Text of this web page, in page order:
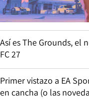
Así es The Grounds, el
FC 27
Primer vistazo a EA
en cancha (o las